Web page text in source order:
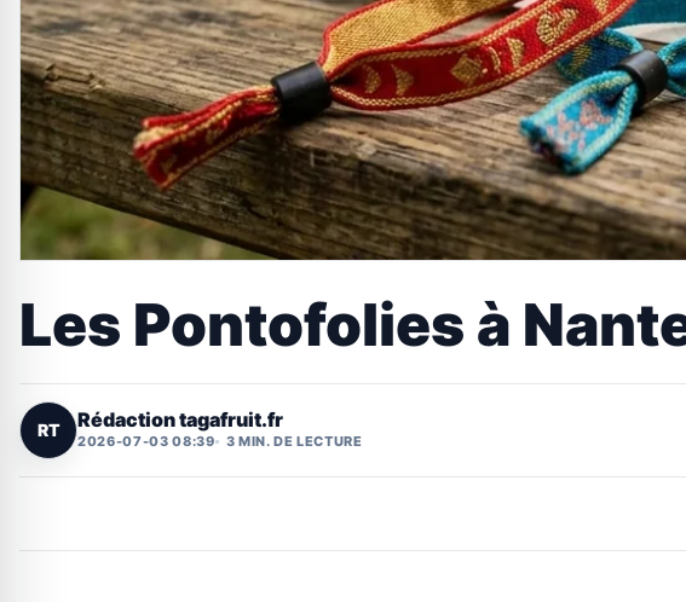
Les Pontofolies à
RT Rédaction tagafruit.fr
2026-07-03 08:39 3 MIN. DE LECTURE